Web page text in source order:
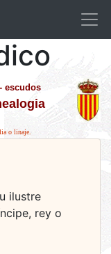
escudos
o linaje.
ilustre
rey o